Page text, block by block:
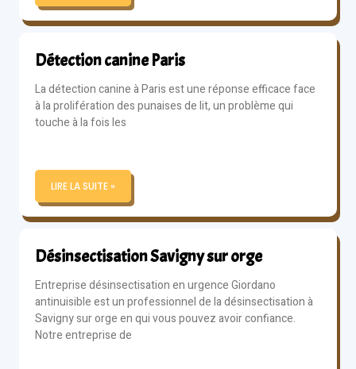
Détection canine Paris
La détection canine à Paris est une réponse efficace face
à la prolifération des punaises de lit, un problème qui
touche à la fois les
LIRE LA SUITE »
Désinsectisation Savigny sur orge
Entreprise désinsectisation en urgence Giordano
antinuisible est un professionnel de la désinsectisation à
Savigny sur orge en qui vous pouvez avoir confiance.
Notre entreprise de